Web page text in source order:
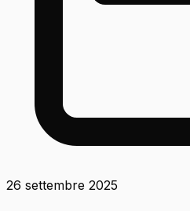
26 settembre 2025